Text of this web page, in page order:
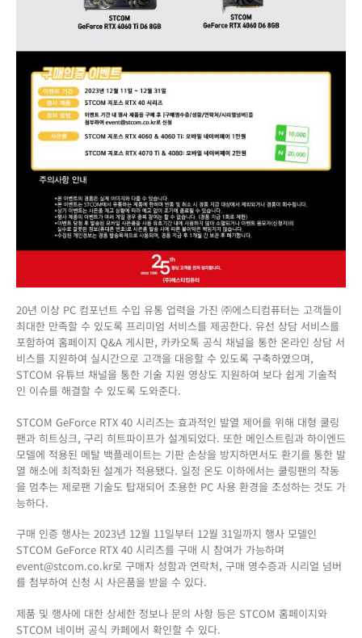
20년 이상 PC 컴포넌트 수입 유통 업력을 가진 ㈜에스티컴퓨터는 고객들이
최대한 만족할 수 있도록 프리미엄 서비스를 제공한다. 유선 상담 서비스를
포함하여 홈페이지 Q&A 게시판, 카카오톡 공식 채널을 통한 온라인 상담 서
비스를 지원하여 실시간으로 고객을 대응할 수 있도록 구축하였으며,
STCOM 유튜브 채널을 통한 기술 지원 영상도 지원하여 보다 쉽게 기술적
인 이슈를 해결할 수 있도록 도와준다.
STCOM GeForce RTX 40 시리즈는 효과적인 발열 제어를 위해 대형 쿨링
팬과 히트싱크, 구리 히트파이프가 설계되었다. 또한 메인스트림과 하이엔드
모델에 적용된 메탈 백플레이트는 기판 손상을 방지하면서도 환기를 통한 발
열 해소에 최적화된 설계가 적용됐다. 일정 온도 이하에서는 쿨링팬의 작동
을 멈추는 제로팬 기술도 탑재되어 조용한 PC 사용 환경을 조성하는 것도 가
능하다.
구매 인증 행사는 2023년 12월 11일부터 12월 31일까지 행사 모델인
STCOM GeForce RTX 40 시리즈를 구매 시 참여가 가능하며
event@stcom.co.kr로 구매자 성함과 연락처, 구매 영수증과 시리얼 넘버
를 첨부하여 신청 시 사은품을 받을 수 있다.
제품 및 행사에 대한 상세한 정보나 문의 사항 등은 STCOM 홈페이지와
STCOM 네이버 공식 카페에서 확인할 수 있다.